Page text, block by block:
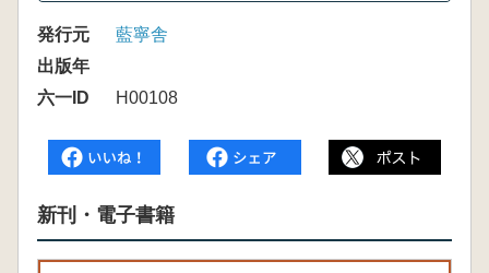
発行元
藍寧舎
出版年
六一ID
H00108
新刊・電子書籍